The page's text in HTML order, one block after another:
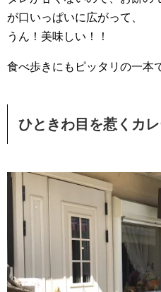
が口いっぱいに広がって、
うん！美味しい！！
食べ歩きにもピッタリの一本
ひときわ目を惹くカ